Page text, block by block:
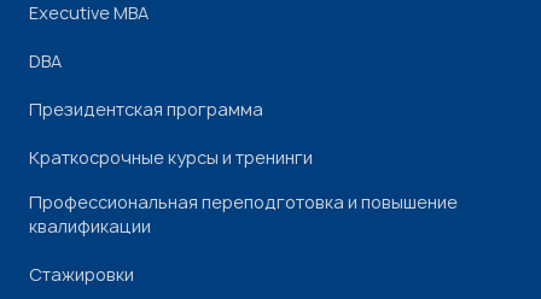
Executive MBA
DBA
Президентская программа
Краткосрочные курсы и тренинги
Профессиональная переподготовка и повышение
квалификации
Стажировки